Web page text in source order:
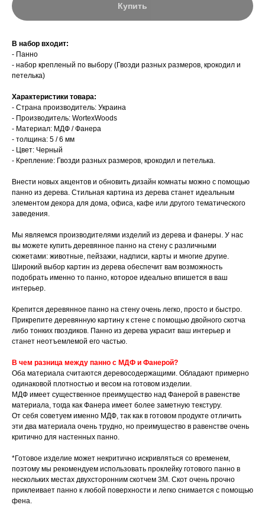
Купить
В набор входит:
- Панно
- набор крепленый по выбору (Гвозди разных размеров, крокодил и
петелька)
Характеристики товара:
- Страна производитель: Украина
- Производитель: WortexWoods
- Материал: МДФ / Фанера
- толщина: 5 / 6 мм
- Цвет: Черный
- Крепление: Гвозди разных размеров, крокодил и петелька.
Внести новых акцентов и обновить дизайн комнаты можно с помощью
панно из дерева. Стильная картина из дерева станет идеальным
элементом декора для дома, офиса, кафе или другого тематического
заведения.
Мы являемся производителями изделий из дерева и фанеры. У нас
вы можете купить деревянное панно на стену с различными
сюжетами: животные, пейзажи, надписи, карты и многие другие.
Широкий выбор картин из дерева обеспечит вам возможность
подобрать именно то панно, которое идеально впишется в ваш
интерьер.
Крепится деревянное панно на стену очень легко, просто и быстро.
Прикрепите деревянную картину к стене с помощью двойного скотча
либо тонких гвоздиков. Панно из дерева украсит ваш интерьер и
станет неотъемлемой его частью.
В чем разница между панно с МДФ и Фанерой?
Оба материала считаются деревосодержащими. Обладают примерно
одинаковой плотностью и весом на готовом изделии.
МДФ имеет существенное преимущество над Фанерой в равенстве
материала, тогда как Фанера имеет более заметную текстуру.
От себя советуем именно МДФ, так как в готовом продукте отличить
эти два материала очень трудно, но преимущество в равенстве очень
критично для настенных панно.
*Готовое изделие может некритично искривляться со временем,
поэтому мы рекомендуем использовать проклейку готового панно в
нескольких местах двухсторонним скотчем 3М. Скот очень прочно
приклеивает панно к любой поверхности и легко снимается с помощью
фена.